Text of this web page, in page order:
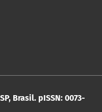
Brasil. pISSN: 0073-